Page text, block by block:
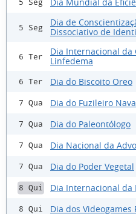
5 Seg
5 Seg
Dia de
Dissociativo de
6 Ter
Dia Internacional da
Linfedema
6 Ter Dia do Biscoito Oreo
7 Qua Dia do Fuzileiro
7 Qua Dia do Paleontólogo
7 Qua Dia Nacional da
7 Qua Dia do Poder Vegetal
8 Qui Dia Internacional da
8 Qui Dia dos Videogames